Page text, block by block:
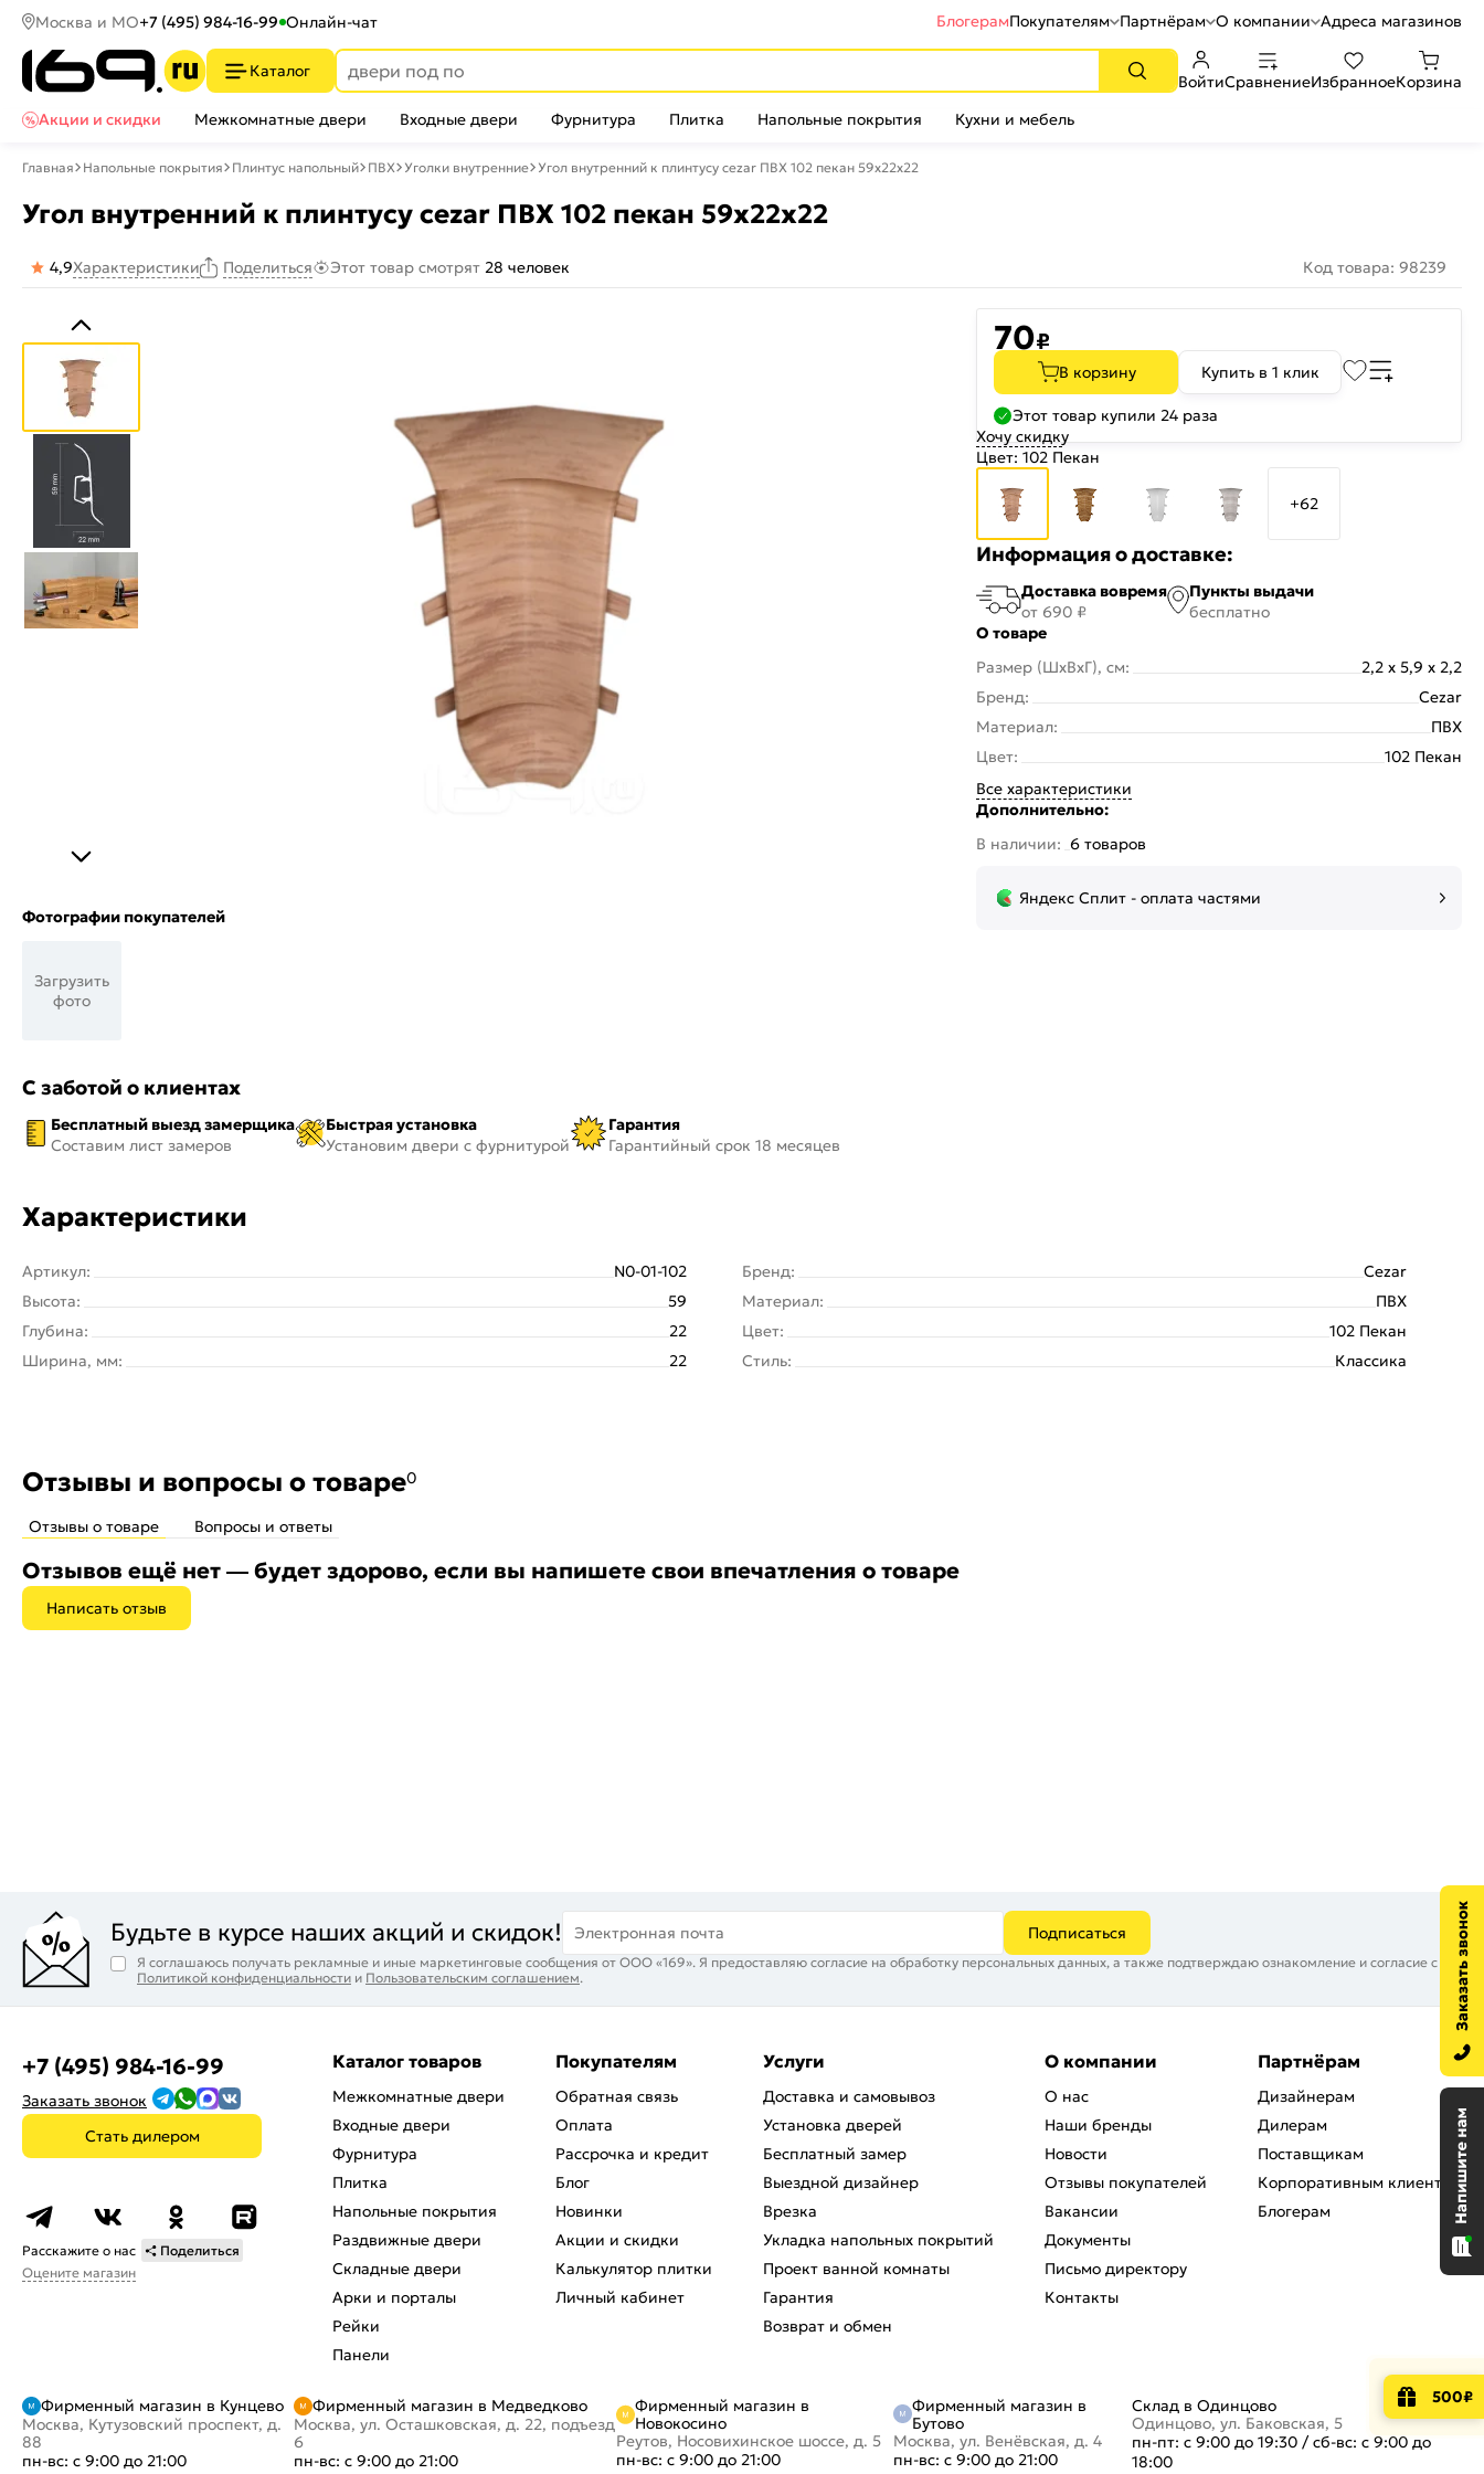
Москва и МО+7 (495) 984-16-99 Онлайн-чат БлогерамПокупателям Партнёрам О компании Адреса магазинов
Каталог
ВойтиСравнениеИзбранноеКорзина
Акции и скидки
Межкомнатные двери Входные двери Фурнитура Плитка Напольные покрытия Кухни и мебель
Главная Напольные покрытия Плинтус напольный ПВХ Уголки внутренние Угол внутренний к плинтусу cezar ПВХ 102 пекан 59x22x22
Угол внутренний к плинтусу cezar ПВХ 102 пекан 59x22x22
4,9Характеристики Поделиться Этот товар смотрят 28 человек Код товара: 98239
Фотографии покупателей
Загрузить
фото
С заботой о клиентах
Бесплатный выезд замерщика
Составим лист замеров
Быстрая установка
Установим двери с фурнитурой
Гарантия
Гарантийный срок 18 месяцев
70₽
В корзину Купить в 1 клик
Этот товар купили 24 раза
Хочу скидку
Цвет: 102 Пекан
+62
Информация о доставке:
Доставка вовремя
от 690 ₽
Пункты выдачи
бесплатно
О товаре
Размер (ШхВхГ), см:
2,2 x 5,9 x 2,2
Бренд:
Cezar
Материал:
ПВХ
Цвет:
102 Пекан
Все характеристики
Дополнительно:
В наличии: 6 товаров
Яндекс Сплит - оплата частями
Характеристики
Артикул:
N0-01-102
Высота:
59
Глубина:
22
Ширина, мм:
22
Бренд:
Cezar
Материал:
ПВХ
Цвет:
102 Пекан
Стиль:
Классика
Отзывы и вопросы о товаре0
Отзывы о товаре Вопросы и ответы
Отзывов ещё нет — будет здорово, если вы напишете свои впечатления о товаре
Написать отзыв
Будьте в курсе наших акций и скидок! Электронная почта Подписаться
Я соглашаюсь получать рекламные и иные маркетинговые сообщения от ООО «169». Я предоставляю согласие на обработку персональных данных, а также подтверждаю ознакомление и согласие с
Политикой конфиденциальности и Пользовательским соглашением.
+7 (495) 984-16-99
Заказать звонок
Стать дилером
Расскажите о нас
Поделиться
Оцените магазин
Каталог товаров
Межкомнатные двери
Входные двери
Фурнитура
Плитка
Напольные покрытия
Раздвижные двери
Складные двери
Арки и порталы
Рейки
Панели
Покупателям
Обратная связь
Оплата
Рассрочка и кредит
Блог
Новинки
Акции и скидки
Калькулятор плитки
Личный кабинет
Услуги
Доставка и самовывоз
Установка дверей
Бесплатный замер
Выездной дизайнер
Врезка
Укладка напольных покрытий
Проект ванной комнаты
Гарантия
Возврат и обмен
О компании
О нас
Наши бренды
Новости
Отзывы покупателей
Вакансии
Документы
Письмо директору
Контакты
Партнёрам
Дизайнерам
Дилерам
Поставщикам
Корпоративным клиентам
Блогерам
Фирменный магазин в Кунцево
Москва, Кутузовский проспект, д.
88
пн-вс: с 9:00 до 21:00
Фирменный магазин в Медведково
Москва, ул. Осташковская, д. 22, подъезд
6
пн-вс: с 9:00 до 21:00
Фирменный магазин в
Новокосино
Реутов, Носовихинское шоссе, д. 5
пн-вс: с 9:00 до 21:00
Фирменный магазин в
Бутово
Москва, ул. Венёвская, д. 4
пн-вс: с 9:00 до 21:00
Склад в Одинцово
Одинцово, ул. Баковская, 5
пн-пт: с 9:00 до 19:30 /сб-вс: с 9:00 до
18:00
500₽